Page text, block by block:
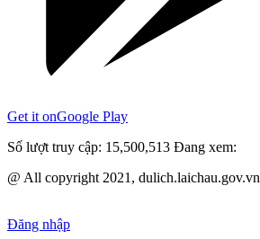
Get it onGoogle Play
Số lượt truy cập: 15,500,513 Đang xem:
@ All copyright 2021, dulich.laichau.gov.vn
Đăng nhập